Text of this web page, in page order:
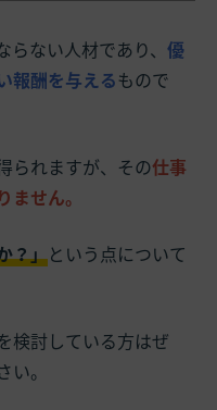
ない人材であり、 優
報酬を与えるもので
られますが、その仕事
せん。
？」という点について
検討している方はぜ
。